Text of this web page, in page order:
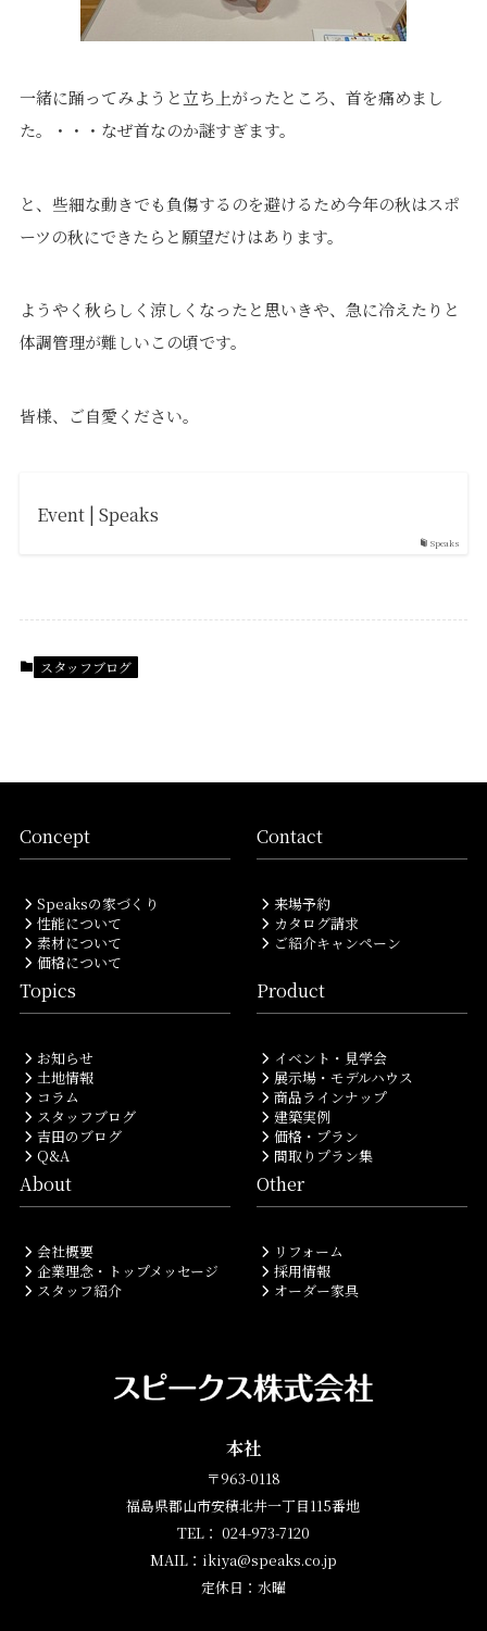
一緒に踊ってみようと立ち上がったところ、首を痛めまし
た。・・・なぜ首なのか謎すぎます。
と、些細な動きでも負傷するのを避けるため今年の秋はスポ
ーツの秋にできたらと願望だけはあります。
ようやく秋らしく涼しくなったと思いきや、急に冷えたりと
体調管理が難しいこの頃です。
皆様、ご自愛ください。
Speaks
Event | Speaks
スタッフブログ
Concept
Speaksの家づくり
性能について
素材について
価格について
Contact
来場予約
カタログ請求
ご紹介キャンペーン
Topics
お知らせ
土地情報
コラム
スタッフブログ
吉田のブログ
Q&A
Product
イベント・見学会
展示場・モデルハウス
商品ラインナップ
建築実例
価格・プラン
間取りプラン集
About
会社概要
企業理念・トップメッセージ
スタッフ紹介
Other
リフォーム
採用情報
オーダー家具
本社
〒963-0118
福島県郡山市安積北井一丁目115番地
TEL： 024-973-7120
MAIL：ikiya@speaks.co.jp
定休日：水曜